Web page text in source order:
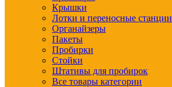
Крышки
Лотки и переносные станции
Органайзеры
Пакеты
Пробирки
Стойки
Штативы для пробирок
Все товары категории